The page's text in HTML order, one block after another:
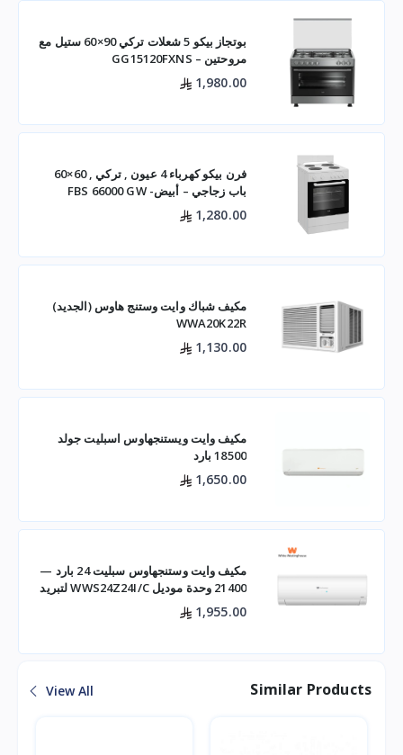
بوتجاز بيكو 5 شعلات تركي 90×60 ستيل مع
مروحتين – GG15120FXNS
1,980.00
فرن بيكو كهرباء 4 عيون , تركي , 60×60
باب زجاجي – أبيض- FBS 66000 GW
1,280.00
مكيف شباك وايت وستنج هاوس (الجديد)
WWA20K22R
1,130.00
مكيف وايت ويستنجهاوس اسبليت جولد
18500 بارد
1,650.00
مكيف وايت وستنجهاوس سبليت 24 بارد —
21400 وحدة موديل WWS24Z24I/C لتبريد
فعال للم
1,955.00
Similar Products
View All